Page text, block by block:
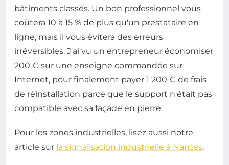
bâtiments classés. Un bon professionnel vous
coûtera 10 à 15 % de plus qu'un prestataire en
ligne, mais il vous évitera des erreurs
irréversibles. J'ai vu un entrepreneur économiser
200 € sur une enseigne commandée sur
Internet, pour finalement payer 1 200 € de frais
de réinstallation parce que le support n'était pas
compatible avec sa façade en pierre.
Pour les zones industrielles, lisez aussi notre
article sur la signalisation industrielle à Nantes.